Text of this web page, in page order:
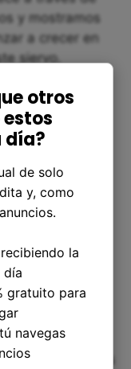
y mostramos
a crecer en
siervo.
plenamente en
una lección
en la
a
la
nos dice,
valientes
a nuestra
ser dignos
otros
día?
de solo
y, como
la
día
gratuito para
navegas